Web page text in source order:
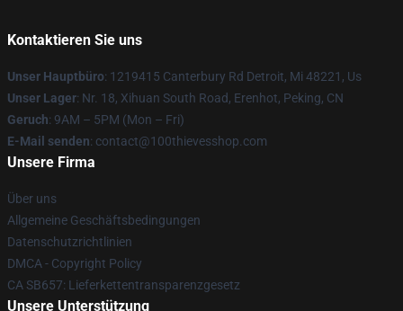
Kontaktieren Sie uns
Unser Hauptbüro: 1219415 Canterbury Rd Detroit, Mi 48221, Us
Unser Lager: Nr. 18, Xihuan South Road, Erenhot, Peking, CN
Geruch: 9AM – 5PM (Mon – Fri)
E-Mail senden: contact@100thievesshop.com
Unsere Firma
Über uns
Allgemeine Geschäftsbedingungen
Datenschutzrichtlinien
DMCA - Copyright Policy
CA SB657: Lieferkettentransparenzgesetz
Unsere Unterstützung